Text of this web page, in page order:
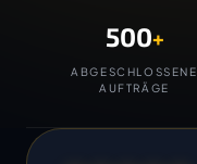
500+
ABGESCHLOSSENE
AUFTRÄGE